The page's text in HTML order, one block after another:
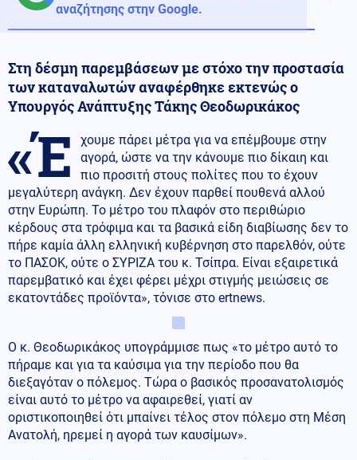
αναζήτησης στην Google.
Στη δέσμη παρεμβάσεων με στόχο την προστασία
των καταναλωτών αναφέρθηκε εκτενώς ο
Υπουργός Ανάπτυξης Τάκης Θεοδωρικάκος
«Έ
χουμε πάρει μέτρα για να επέμβουμε στην
αγορά, ώστε να την κάνουμε πιο δίκαιη και
πιο προσιτή στους πολίτες που το έχουν
μεγαλύτερη ανάγκη. Δεν έχουν παρθεί πουθενά αλλού
στην Ευρώπη. Το μέτρο του πλαφόν στο περιθώριο
κέρδους στα τρόφιμα και τα βασικά είδη διαβίωσης δεν το
πήρε καμία άλλη ελληνική κυβέρνηση στο παρελθόν, ούτε
το ΠΑΣΟΚ, ούτε ο ΣΥΡΙΖΑ του κ. Τσίπρα. Είναι εξαιρετικά
παρεμβατικό και έχει φέρει μέχρι στιγμής μειώσεις σε
εκατοντάδες προϊόντα», τόνισε στο ertnews.
Ο κ. Θεοδωρικάκος υπογράμμισε πως «το μέτρο αυτό το
πήραμε και για τα καύσιμα για την περίοδο που θα
διεξαγόταν ο πόλεμος. Τώρα ο βασικός προσανατολισμός
είναι αυτό το μέτρο να αφαιρεθεί, γιατί αν
οριστικοποιηθεί ότι μπαίνει τέλος στον πόλεμο στη Μέση
Ανατολή, ηρεμεί η αγορά των καυσίμων».